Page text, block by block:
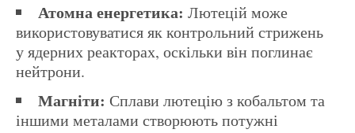
Атомна енергетика: Лютецій може
використовуватися як контрольний стрижень
у ядерних реакторах, оскільки він поглинає
нейтрони.
Магніти: Сплави лютецію з кобальтом та
іншими металами створюють потужні